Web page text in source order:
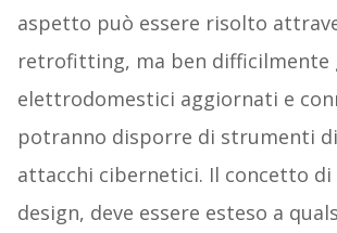
aspetto può essere risolto
retrofitting, ma ben difficilmente
elettrodomestici aggiornati e
potranno disporre di strumenti
attacchi cibernetici. Il concetto
design, deve essere esteso a